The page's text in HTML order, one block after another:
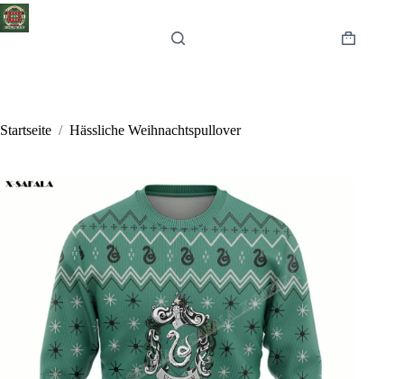
Zum
Inhalt
Warenkorb
Startseite / Hässliche Weihnachtspullover